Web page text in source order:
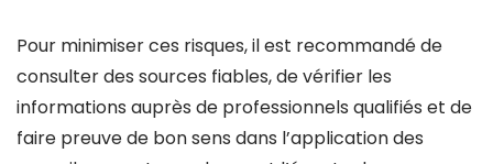
Pour minimiser ces risques, il est recommandé de
consulter des sources fiables, de vérifier les
informations auprès de professionnels qualifiés et de
faire preuve de bon sens dans l’application des